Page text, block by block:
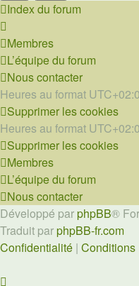
Index du forum
Membres
L’équipe du forum
Nous contacter
Heures au format
Supprimer les cookies
Heures au format
Supprimer les cookies
Membres
L’équipe du forum
Nous contacter
Développé parphpBB®
Traduit parphpBB-fr.com
Confidentialité | Conditions